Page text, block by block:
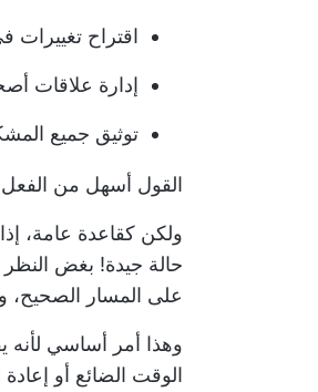
اقتراح تغييرات
إدارة علاقات
توثيق جميع
القول أسهل من
ولكن كقاعدة عامة،
حالة جيدة! بغض
على المسار الصحيح،
وهذا أمر أساسي
الوقت الضائع أو